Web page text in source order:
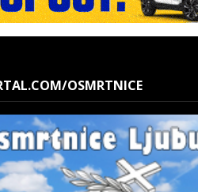
OSMRTNICE